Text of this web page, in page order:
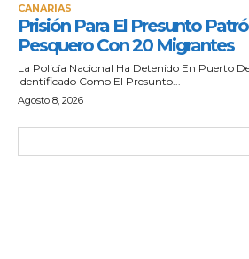
CANARIAS
Prisión Para El Presunto
Pesquero Con 20 Migrantes
La Policía Nacional Ha Detenido En Puerto
Identificado Como El Presunto...
Agosto 8, 2026